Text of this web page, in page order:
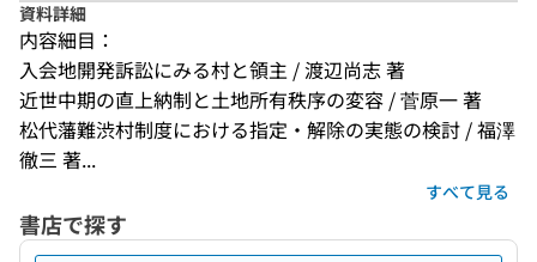
資料詳細
内容細目：
入会地開発訴訟にみる村と領主 / 渡辺尚志 著
近世中期の直上納制と土地所有秩序の変容 / 菅原一 著
松代藩難渋村制度における指定・解除の実態の検討 / 福澤
徹三 著...
すべて見る
書店で探す